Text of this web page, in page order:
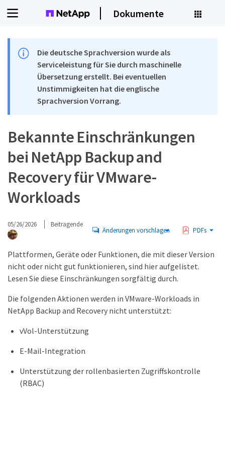
Dokumente
Die deutsche Sprachversion wurde als
Serviceleistung für Sie durch maschinelle
Übersetzung erstellt. Bei eventuellen
Unstimmigkeiten hat die englische
Sprachversion Vorrang.
Bekannte Einschränkungen
bei NetApp Backup and
Recovery für VMware-
Workloads
05/26/2026 Beitragende
Änderungen vorschlagen PDFs
Plattformen, Geräte oder Funktionen, die mit dieser Version
nicht oder nicht gut funktionieren, sind hier aufgelistet.
Lesen Sie diese Einschränkungen sorgfältig durch.
Die folgenden Aktionen werden in VMware-Workloads in
NetApp Backup and Recovery nicht unterstützt:
vVol-Unterstützung
E-Mail-Integration
Unterstützung der rollenbasierten Zugriffskontrolle
(RBAC)